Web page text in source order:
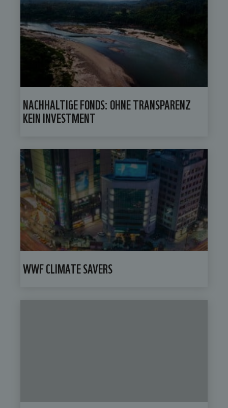
NACHHALTIGE FONDS: OHNE TRANSPARENZ
KEIN INVESTMENT
WWF CLIMATE SAVERS